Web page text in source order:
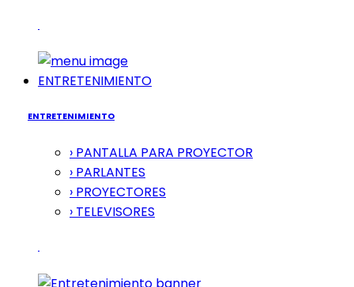
ENTRETENIMIENTO
ENTRETENIMIENTO
› PANTALLA PARA PROYECTOR
› PARLANTES
› PROYECTORES
› TELEVISORES